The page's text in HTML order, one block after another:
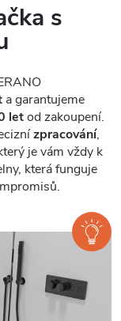
s
a garantujeme
letod zakoupení.
zpracování,
je vám vždy k
která funguje